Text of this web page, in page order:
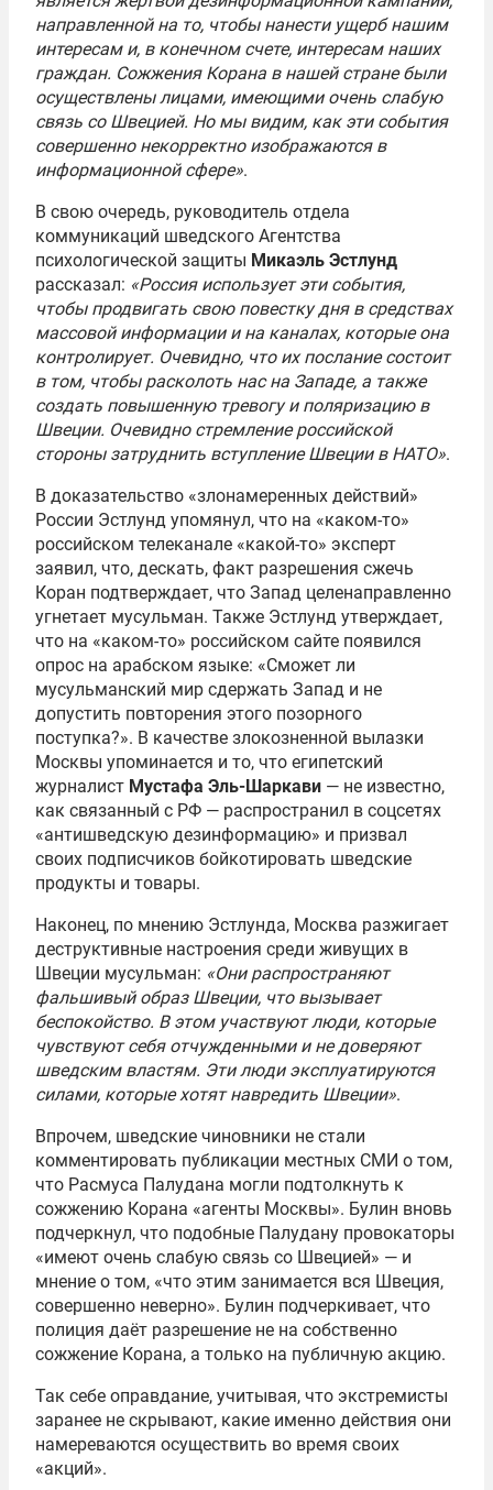
направленной на то, чтобы нанести ущерб нашим
интересам и, в конечном счете, интересам наших
граждан. Сожжения Корана в нашей стране были
осуществлены лицами, имеющими очень слабую
связь со Швецией. Но мы видим, как эти события
совершенно некорректно изображаются в
информационной сфере».
В свою очередь, руководитель отдела
коммуникаций шведского Агентства
психологической защиты Микаэль Эстлунд
рассказал: «Россия использует эти события,
чтобы продвигать свою повестку дня в средствах
массовой информации и на каналах, которые она
контролирует. Очевидно, что их послание состоит
в том, чтобы расколоть нас на Западе, а также
создать повышенную тревогу и поляризацию в
Швеции. Очевидно стремление российской
стороны затруднить вступление Швеции в НАТО».
В доказательство «злонамеренных действий»
России Эстлунд упомянул, что на «каком-то»
российском телеканале «какой-то» эксперт
заявил, что, дескать, факт разрешения сжечь
Коран подтверждает, что Запад целенаправленно
угнетает мусульман. Также Эстлунд утверждает,
что на «каком-то» российском сайте появился
опрос на арабском языке: «Сможет ли
мусульманский мир сдержать Запад и не
допустить повторения этого позорного
поступка?». В качестве злокозненной вылазки
Москвы упоминается и то, что египетский
журналист Мустафа Эль-Шаркави — не известно,
как связанный с РФ — распространил в соцсетях
«антишведскую дезинформацию» и призвал
своих подписчиков бойкотировать шведские
продукты и товары.
Наконец, по мнению Эстлунда, Москва разжигает
деструктивные настроения среди живущих в
Швеции мусульман: «Они распространяют
фальшивый образ Швеции, что вызывает
беспокойство. В этом участвуют люди, которые
чувствуют себя отчужденными и не доверяют
шведским властям. Эти люди эксплуатируются
силами, которые хотят навредить Швеции».
Впрочем, шведские чиновники не стали
комментировать публикации местных СМИ о том,
что Расмуса Палудана могли подтолкнуть к
сожжению Корана «агенты Москвы». Булин вновь
подчеркнул, что подобные Палудану провокаторы
«имеют очень слабую связь со Швецией» — и
мнение о том, «что этим занимается вся Швеция,
совершенно неверно». Булин подчеркивает, что
полиция даёт разрешение не на собственно
сожжение Корана, а только на публичную акцию.
Так себе оправдание, учитывая, что экстремисты
заранее не скрывают, какие именно действия они
намереваются осуществить во время своих
«акций».